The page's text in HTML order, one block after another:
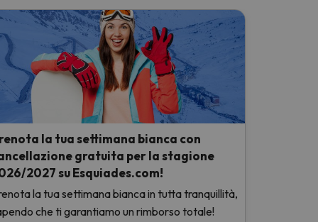
la tua settimana bianca con
gratuita per la stagione
2027 su Esquiades.com!
la tua settimana bianca in tutta tranquillità,
che ti garantiamo un rimborso totale!